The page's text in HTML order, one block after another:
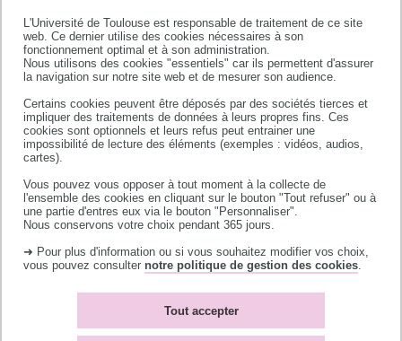
L'Université de Toulouse est responsable de traitement de ce site
web. Ce dernier utilise des cookies nécessaires à son
fonctionnement optimal et à son administration.
Nous utilisons des cookies "essentiels" car ils permettent d'assurer
la navigation sur notre site web et de mesurer son audience.
Certains cookies peuvent être déposés par des sociétés tierces et
impliquer des traitements de données à leurs propres fins. Ces
cookies sont optionnels et leurs refus peut entrainer une
impossibilité de lecture des éléments (exemples : vidéos, audios,
cartes).
Vous pouvez vous opposer à tout moment à la collecte de
l'ensemble des cookies en cliquant sur le bouton "Tout refuser" ou à
une partie d'entres eux via le bouton "Personnaliser".
Nous conservons votre choix pendant 365 jours.
➜ Pour plus d'information ou si vous souhaitez modifier vos choix,
vous pouvez consulter notre politique de gestion des cookies
Tout accepter
Université de Toulouse
118 route de Narbonne
31062 TOULOUSE CEDEX 9
téléphone +33 (0)5 61 55 66 11